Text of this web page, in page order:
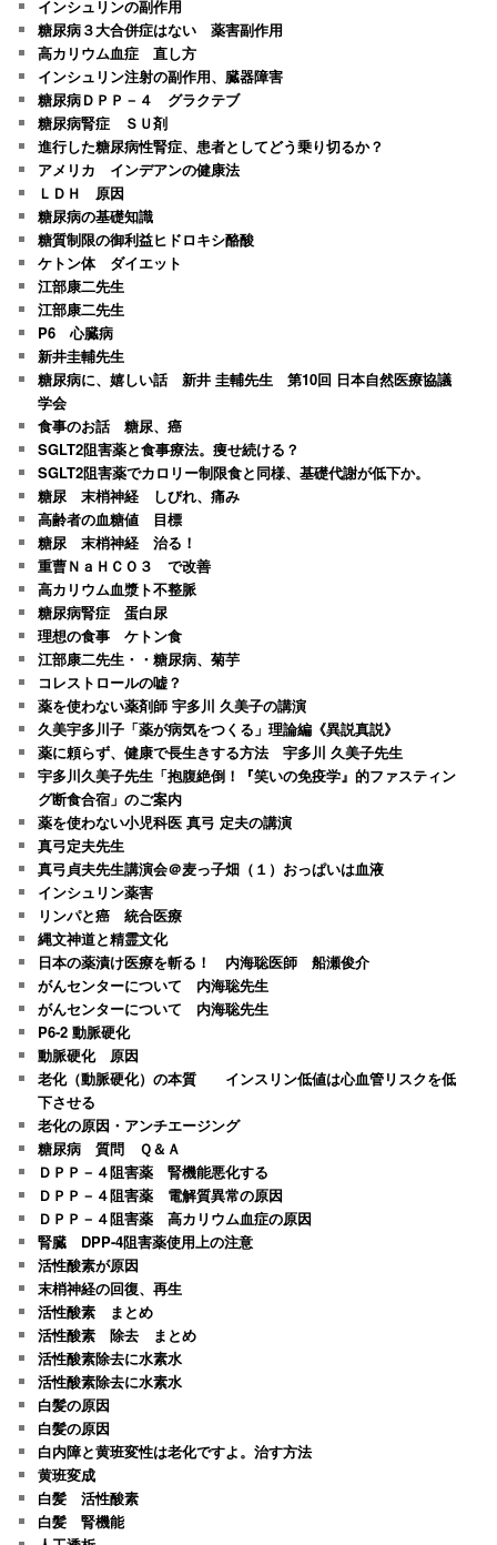
インシュリンの副作用
糖尿病３大合併症はない 薬害副作用
高カリウム血症 直し方
インシュリン注射の副作用、臓器障害
糖尿病ＤＰＰ－４ グラクテブ
糖尿病腎症 ＳＵ剤
進行した糖尿病性腎症、患者としてどう乗り切るか？
アメリカ インデアンの健康法
ＬＤＨ 原因
糖尿病の基礎知識
糖質制限の御利益ヒドロキシ酪酸
ケトン体 ダイエット
江部康二先生
江部康二先生
P6 心臓病
新井圭輔先生
糖尿病に、嬉しい話 新井 圭輔先生 第10回 日本自然医療協議
学会
食事のお話 糖尿、癌
SGLT2阻害薬と食事療法。痩せ続ける？
SGLT2阻害薬でカロリー制限食と同様、基礎代謝が低下か。
糖尿 末梢神経 しびれ、痛み
高齢者の血糖値 目標
糖尿 末梢神経 治る！
重曹ＮａＨＣＯ３ で改善
高カリウム血漿ト不整脈
糖尿病腎症 蛋白尿
理想の食事 ケトン食
江部康二先生・・糖尿病、菊芋
コレストロールの嘘？
薬を使わない薬剤師 宇多川 久美子の講演
久美宇多川子「薬が病気をつくる」理論編《異説真説》
薬に頼らず、健康で長生きする方法 宇多川 久美子先生
宇多川久美子先生「抱腹絶倒！『笑いの免疫学』的ファスティン
グ断食合宿」のご案内
薬を使わない小児科医 真弓 定夫の講演
真弓定夫先生
真弓貞夫先生講演会＠麦っ子畑（１）おっぱいは血液
インシュリン薬害
リンパと癌 統合医療
縄文神道と精霊文化
日本の薬漬け医療を斬る！ 内海聡医師 船瀬俊介
がんセンターについて 内海聡先生
がんセンターについて 内海聡先生
P6-2 動脈硬化
動脈硬化 原因
老化（動脈硬化）の本質 インスリン低値は心血管リスクを低
下させる
老化の原因・アンチエージング
糖尿病 質問 Ｑ＆Ａ
ＤＰＰ－４阻害薬 腎機能悪化する
ＤＰＰ－４阻害薬 電解質異常の原因
ＤＰＰ－４阻害薬 高カリウム血症の原因
腎臓 DPP-4阻害薬使用上の注意
活性酸素が原因
末梢神経の回復、再生
活性酸素 まとめ
活性酸素 除去 まとめ
活性酸素除去に水素水
活性酸素除去に水素水
白髪の原因
白髪の原因
白内障と黄班変性は老化ですよ。治す方法
黄班変成
白髪 活性酸素
白髪 腎機能